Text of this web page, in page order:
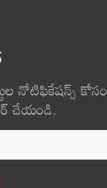
నోటిఫికేషన్స్
చేయండి.